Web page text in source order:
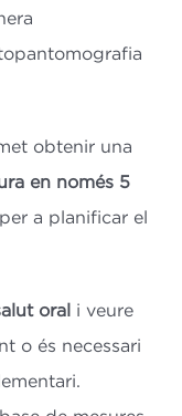
obtenir una
en només 5
a planificar el
oral i veure
o és necessari